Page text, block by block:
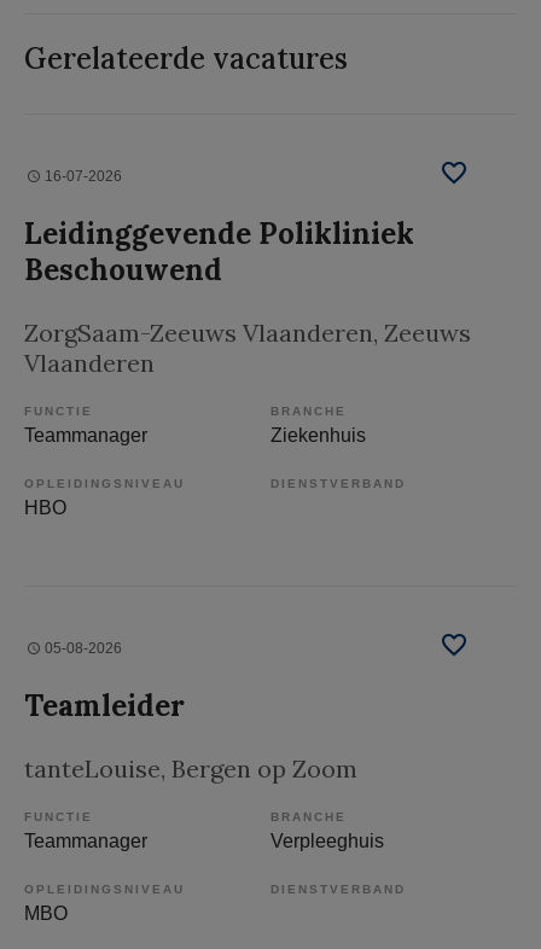
Gerelateerde vacatures
16-07-2026
Leidinggevende Polikliniek
Beschouwend
ZorgSaam-Zeeuws Vlaanderen, Zeeuws
Vlaanderen
FUNCTIE
Teammanager
BRANCHE
Ziekenhuis
OPLEIDINGSNIVEAU
HBO
DIENSTVERBAND
05-08-2026
Teamleider
tanteLouise, Bergen op Zoom
FUNCTIE
Teammanager
BRANCHE
Verpleeghuis
OPLEIDINGSNIVEAU
MBO
DIENSTVERBAND